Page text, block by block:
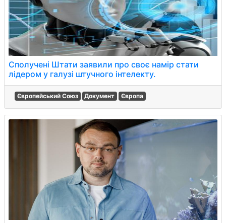
Сполучені Штати заявили про своє намір стати
лідером у галузі штучного інтелекту.
Європейський Союз Документ Європа